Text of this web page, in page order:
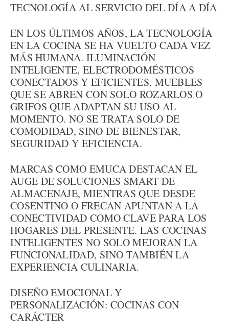
TECNOLOGÍA AL SERVICIO DEL DÍA A DÍA
EN LOS ÚLTIMOS AÑOS, LA TECNOLOGÍA
EN LA COCINA SE HA VUELTO CADA VEZ
MÁS HUMANA. ILUMINACIÓN
INTELIGENTE, ELECTRODOMÉSTICOS
CONECTADOS Y EFICIENTES, MUEBLES
QUE SE ABREN CON SOLO ROZARLOS O
GRIFOS QUE ADAPTAN SU USO AL
MOMENTO. NO SE TRATA SOLO DE
COMODIDAD, SINO DE BIENESTAR,
SEGURIDAD Y EFICIENCIA.
MARCAS COMO EMUCA DESTACAN EL
AUGE DE SOLUCIONES SMART DE
ALMACENAJE, MIENTRAS QUE DESDE
COSENTINO O FRECAN APUNTAN A LA
CONECTIVIDAD COMO CLAVE PARA LOS
HOGARES DEL PRESENTE. LAS COCINAS
INTELIGENTES NO SOLO MEJORAN LA
FUNCIONALIDAD, SINO TAMBIÉN LA
EXPERIENCIA CULINARIA.
DISEÑO EMOCIONAL Y
PERSONALIZACIÓN: COCINAS CON
CARÁCTER